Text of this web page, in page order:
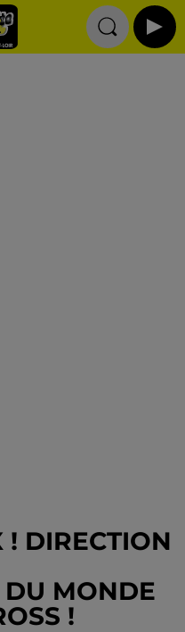
! DIRECTION
MONDE
!